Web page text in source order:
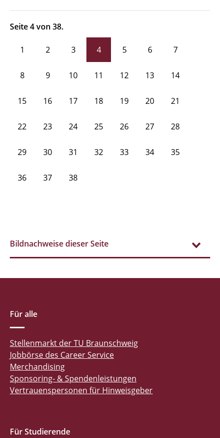
Seite 4 von 38.
1 2 3 4 5 6 7
8 9 10 11 12 13 14
15 16 17 18 19 20 21
22 23 24 25 26 27 28
29 30 31 32 33 34 35
36 37 38
Bildnachweise dieser Seite
Für alle
Stellenmarkt der TU Braunschweig
Jobbörse des Career Service
Merchandising
Sponsoring- & Spendenleistungen
Vertrauenspersonen für Hinweisgeber
Für Studierende